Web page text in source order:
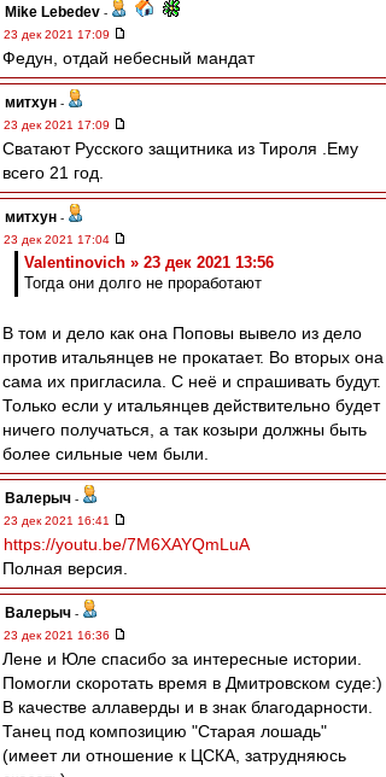
Mike Lebedev -
23 дек 2021 17:09
Федун, отдай небесный мандат
митхун -
23 дек 2021 17:09
Сватают Русского защитника из Тироля .Ему
всего 21 год.
митхун -
23 дек 2021 17:04
Valentinovich » 23 дек 2021 13:56
Тогда они долго не проработают
В том и дело как она Поповы вывело из дело
против итальянцев не прокатает. Во вторых она
сама их пригласила. С неё и спрашивать будут.
Только если у итальянцев действительно будет
ничего получаться, а так козыри должны быть
более сильные чем были.
Валерыч -
23 дек 2021 16:41
https://youtu.be/7M6XAYQmLuA
Полная версия.
Валерыч -
23 дек 2021 16:36
Лене и Юле спасибо за интересные истории.
Помогли скоротать время в Дмитровском суде:)
В качестве аллаверды и в знак благодарности.
Танец под композицию "Старая лошадь"
(имеет ли отношение к ЦСКА, затрудняюсь